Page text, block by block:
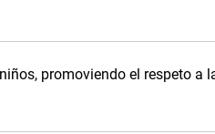
promoviendo el respeto a